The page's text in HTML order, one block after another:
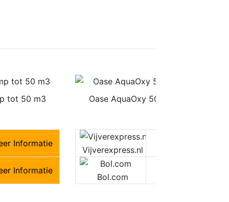
tot 50 m3
Informatie
Informatie
Oase AquaOxy 500 Vijver
Vijverexpress.nl
Bol.com